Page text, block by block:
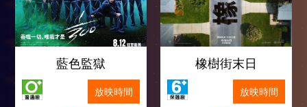
藍色監獄
放映時間
橡樹街末日
放映時間